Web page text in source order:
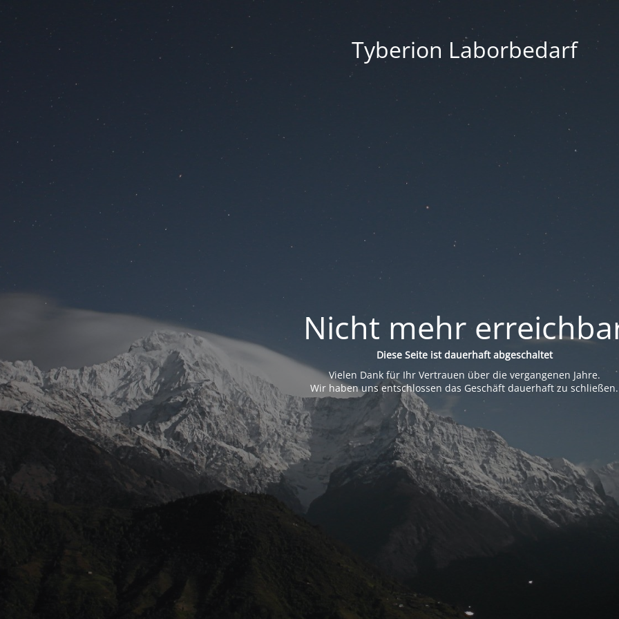
Tyberion Laborbedarf
Nicht mehr
Diese Seite ist dauerhaft abgeschaltet
Vielen Dank für Ihr Vertrauen über die vergangenen Jahre.
Wir haben uns entschlossen das Geschäft dauerhaft zu schließen.